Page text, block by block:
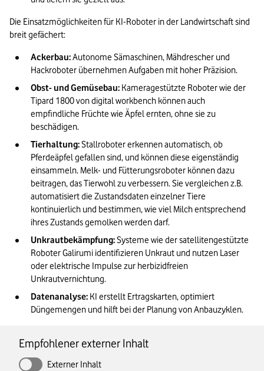
Die Einsatzmöglichkeiten für KI-Roboter in der Landwirtschaft sind
breit gefächert:
Ackerbau: Autonome Sämaschinen, Mähdrescher und
Hackroboter übernehmen Aufgaben mit hoher Präzision.
Obst- und Gemüsebau: Kameragestützte Roboter wie der
Tipard 1800 von digital workbench können auch
empfindliche Früchte wie Äpfel ernten, ohne sie zu
beschädigen.
Tierhaltung: Stallroboter erkennen automatisch, ob
Pferdeäpfel gefallen sind, und können diese eigenständig
einsammeln. Melk- und Fütterungsroboter können dazu
beitragen, das Tierwohl zu verbessern. Sie vergleichen z.B.
automatisiert die Zustandsdaten einzelner Tiere
kontinuierlich und bestimmen, wie viel Milch entsprechend
ihres Zustands gemolken werden darf.
Unkrautbekämpfung: Systeme wie der satellitengestützte
Roboter Galirumi identifizieren Unkraut und nutzen Laser
oder elektrische Impulse zur herbizidfreien
Unkrautvernichtung.
Datenanalyse: KI erstellt Ertragskarten, optimiert
Düngemengen und hilft bei der Planung von Anbauzyklen.
Empfohlener externer Inhalt
Externer Inhalt